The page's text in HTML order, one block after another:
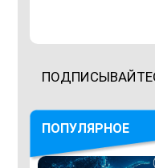
ПОПУЛЯРНОЕ